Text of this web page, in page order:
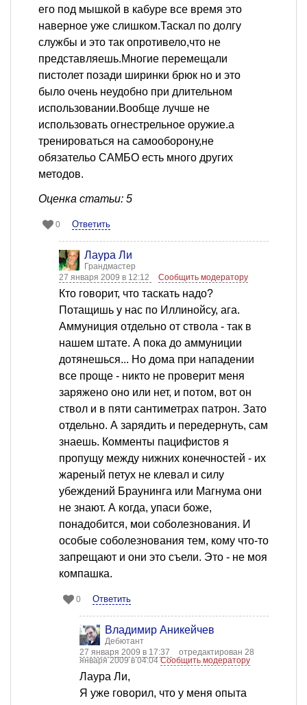
его под мышкой в кабуре все время это
наверное уже слишком.Таскал по долгу
службы и это так опротивело,что не
представляешь.Многие перемещали
пистолет позади ширинки брюк но и это
было очень неудобно при длительном
использовании.Вообще лучше не
использовать огнестрельное оружие.а
тренироваться на самооборону,не
обязательо САМБО есть много других
методов.
Оценка статьи: 5
0 Ответить
Лаура Ли
Грандмастер
27 января 2009 в 12:12
Сообщить модератору
Кто говорит, что таскать надо?
Потащишь у нас по Иллинойсу, ага.
Аммуниция отдельно от ствола - так в
нашем штате. А пока до аммуниции
дотянешься... Но дома при нападении
все проще - никто не проверит меня
заряжено оно или нет, и потом, вот он
ствол и в пяти сантиметрах патрон. Зато
отдельно. А зарядить и передернуть, сам
знаешь. Комменты пацифистов я
пропущу между нижних конечностей - их
жареный петух не клевал и силу
убеждений Браунинга или Магнума они
не знают. А когда, упаси боже,
понадобится, мои соболезнования. И
особые соболезнования тем, кому что-то
запрещают и они это съели. Это - не моя
компашка.
0 Ответить
Владимир Аникейчев
Дебютант
27 января 2009 в 17:37
отредактирован 28
января 2009 в 04:04Сообщить модератору
Лаура Ли,
Я уже говорил, что у меня опыта